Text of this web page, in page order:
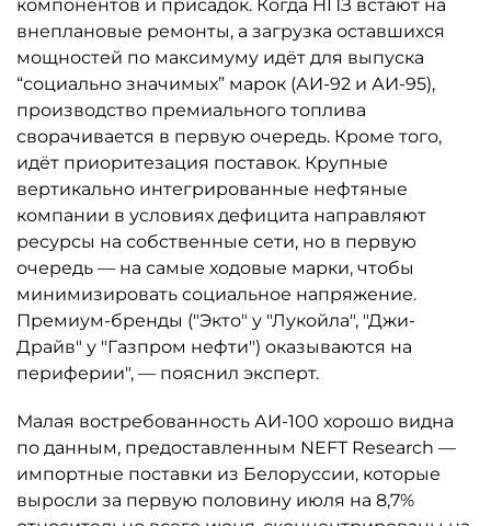
компонентов и присадок. Когда НПЗ встают на
внеплановые ремонты, а загрузка оставшихся
мощностей по максимуму идёт для выпуска
“социально значимых” марок (АИ-92 и АИ-95),
производство премиального топлива
сворачивается в первую очередь. Кроме того,
идёт приоритезация поставок. Крупные
вертикально интегрированные нефтяные
компании в условиях дефицита направляют
ресурсы на собственные сети, но в первую
очередь — на самые ходовые марки, чтобы
минимизировать социальное напряжение.
Премиум-бренды ("Экто" у "Лукойла", "Джи-
Драйв" у "Газпром нефти") оказываются на
периферии", — пояснил эксперт.
Малая востребованность АИ-100 хорошо видна
по данным, предоставленным NEFT Research —
импортные поставки из Белоруссии, которые
выросли за первую половину июля на 8,7%